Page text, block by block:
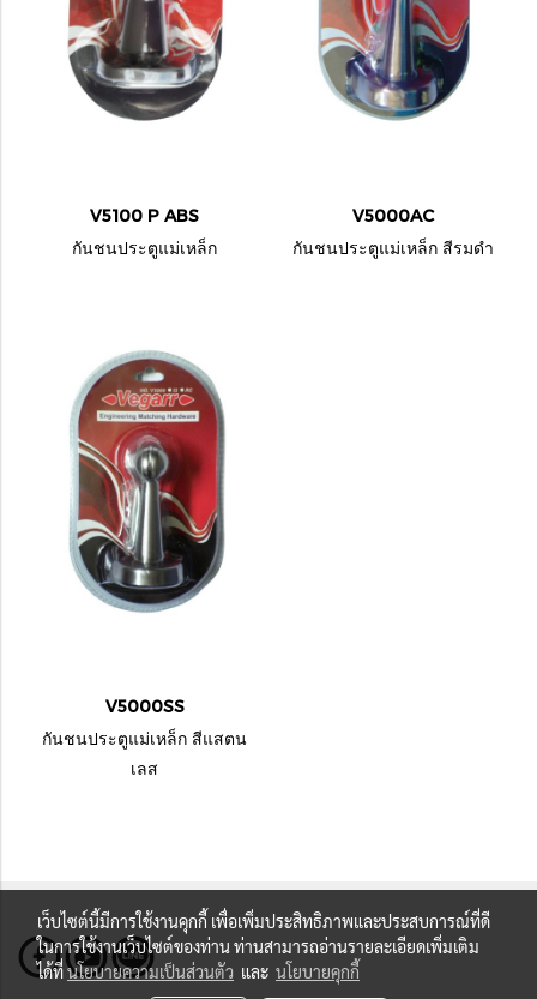
V5100 P ABS
กันชนประตูแม่เหล็ก
V5000AC
กันชนประตูแม่เหล็ก สีรมดำ
V5000SS
กันชนประตูแม่เหล็ก สีแสตน
เลส
เว็บไซต์นี้มีการใช้งานคุกกี้ เพื่อเพิ่มประสิทธิภาพและประสบการณ์ที่ดี
ในการใช้งานเว็บไซต์ของท่าน ท่านสามารถอ่านรายละเอียดเพิ่มเติม
ได้ที่นโยบายความเป็นส่วนตัว และ นโยบายคุกกี้